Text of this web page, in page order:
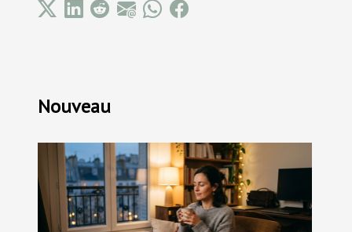
Nouveau